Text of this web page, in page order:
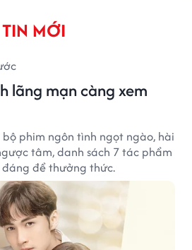
TIN MỚI
lãng mạn càng xem
phim ngôn tình ngọt ngào, hài
tâm, danh sách 7 tác phẩm
để thưởng thức.